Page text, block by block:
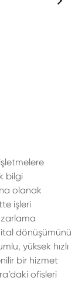
bilgi
olanak
işleri
dönüşümünü
yüksek hızlı
bir hizmet
ofisleri